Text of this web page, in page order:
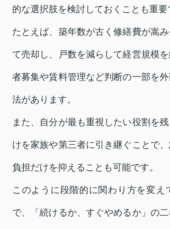
的な選択肢を検討しておくことも重要
たとえば、築年数が古く修繕費が嵩
て売却し、戸数を減らして経営規模
者募集や賃料管理など判断の一部を
法があります。
また、自分が最も重視したい役割を
けを家族や第三者に引き継ぐことで
負担だけを抑えることも可能です。
このように段階的に関わり方を変え
で、「続けるか、すぐやめるか」の